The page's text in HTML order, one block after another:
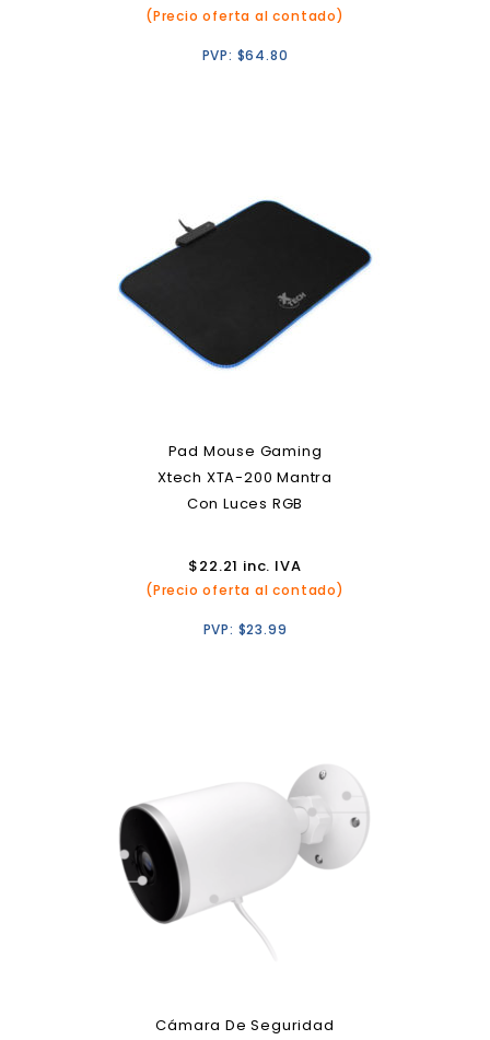
(Precio oferta al contado)
PVP: $64.80
Pad Mouse Gaming
Xtech XTA-200 Mantra
Con Luces RGB
$22.21 inc. IVA
(Precio oferta al contado)
PVP: $23.99
Cámara De Seguridad